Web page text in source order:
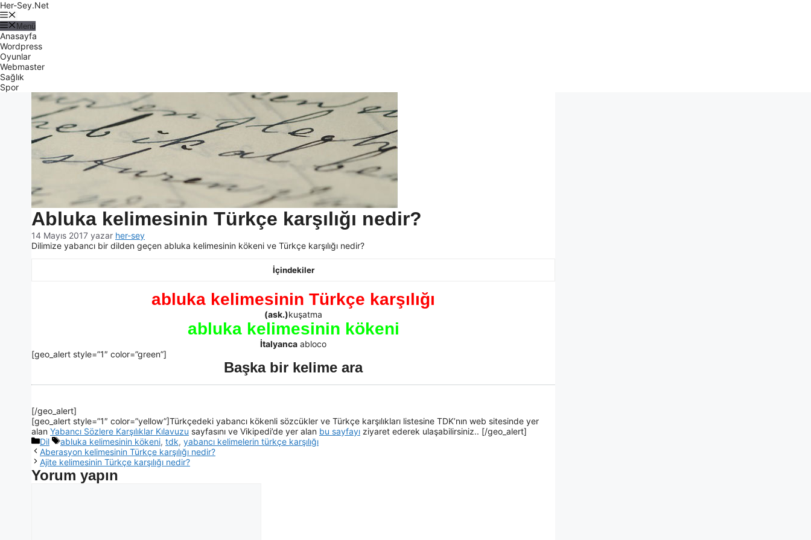
Her-Sey.Net
Menü
Anasayfa
Wordpress
Oyunlar
Webmaster
Sağlık
Spor
Abluka kelimesinin Türkçe karşılığı nedir?
14 Mayıs 2017 yazar her-sey
Dilimize yabancı bir dilden geçen abluka kelimesinin kökeni ve Türkçe karşılığı nedir?
İçindekiler
abluka kelimesinin Türkçe karşılığı
(ask.)kuşatma
abluka kelimesinin kökeni
İtalyanca abloco
[geo_alert style=”1″ color=”green”]
Başka bir kelime ara
[/geo_alert]
[geo_alert style=”1″ color=”yellow”]Türkçedeki yabancı kökenli sözcükler ve Türkçe karşılıkları listesine TDK’nın web sitesinde yer
alan Yabancı Sözlere Karşılıklar Kılavuzu sayfasını ve Vikipedi’de yer alan bu sayfayı ziyaret ederek ulaşabilirsiniz.. [/geo_alert]
Dil
abluka kelimesinin kökeni, tdk, yabancı kelimelerin türkçe karşılığı
Aberasyon kelimesinin Türkçe karşılığı nedir?
Ajite kelimesinin Türkçe karşılığı nedir?
Yorum yapın